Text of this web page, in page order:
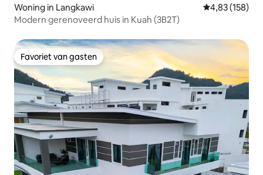
Woning in Langkawi Gemiddelde
4,83 (158)
Modern gerenoveerd huis in Kuah (3B2T)
Favoriet van gasten
Favoriet van gasten